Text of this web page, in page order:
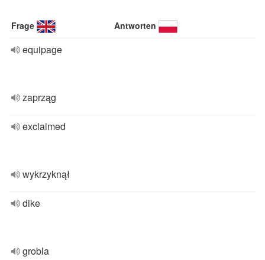
Frage Antworten
equipage
zaprząg
exclaimed
wykrzyknął
dike
grobla